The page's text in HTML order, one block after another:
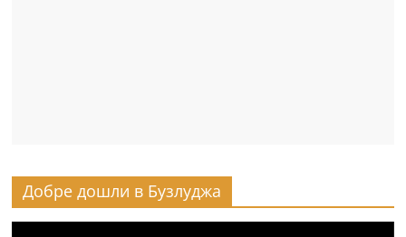
Добре дошли в Бузлуджа